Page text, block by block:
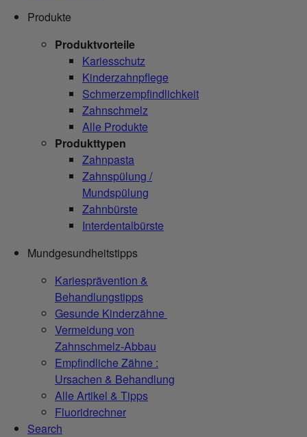
Produkte
Produktvorteile
Kariesschutz
Kinderzahnpflege
Schmerzempfindlichkeit
Zahnschmelz
Alle Produkte
Produkttypen
Zahnpasta
Zahnspülung /
Mundspülung
Zahnbürste
Interdentalbürste
Mundgesundheitstipps
Kariesprävention &
Behandlungstipps
Gesunde Kinderzähne
Vermeidung von
Zahnschmelz-Abbau
Empfindliche Zähne :
Ursachen & Behandlung
Alle Artikel & Tipps
Fluoridrechner
Search